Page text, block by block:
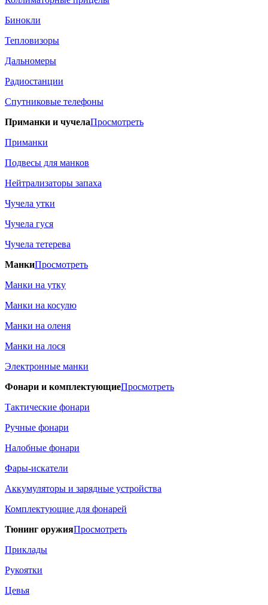
Бинокли
Тепловизоры
Дальномеры
Радиостанции
Спутниковые телефоны
Приманки и чучелаПросмотреть
Приманки
Подвесы для манков
Нейтрализаторы запаха
Чучела утки
Чучела гуся
Чучела тетерева
МанкиПросмотреть
Манки на утку
Манки на косулю
Манки на оленя
Манки на лося
Электронные манки
Фонари и комплектующиеПросмотреть
Тактические фонари
Ручные фонари
Налобные фонари
Фары-искатели
Аккумуляторы и зарядные устройства
Комплектующие для фонарей
Тюнинг оружияПросмотреть
Приклады
Рукоятки
Цевья